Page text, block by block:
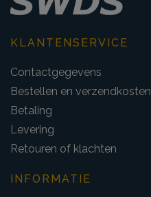
KLANTENSERVICE
Contactgegevens
Bestellen en verzendkosten
Betaling
Levering
Retouren of klachten
INFORMATIE